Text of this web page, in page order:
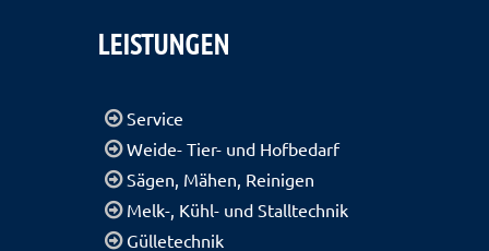
LEISTUNGEN
Service
Weide- Tier- und Hofbedarf
Sägen, Mähen, Reinigen
Melk-, Kühl- und Stalltechnik
Gülletechnik